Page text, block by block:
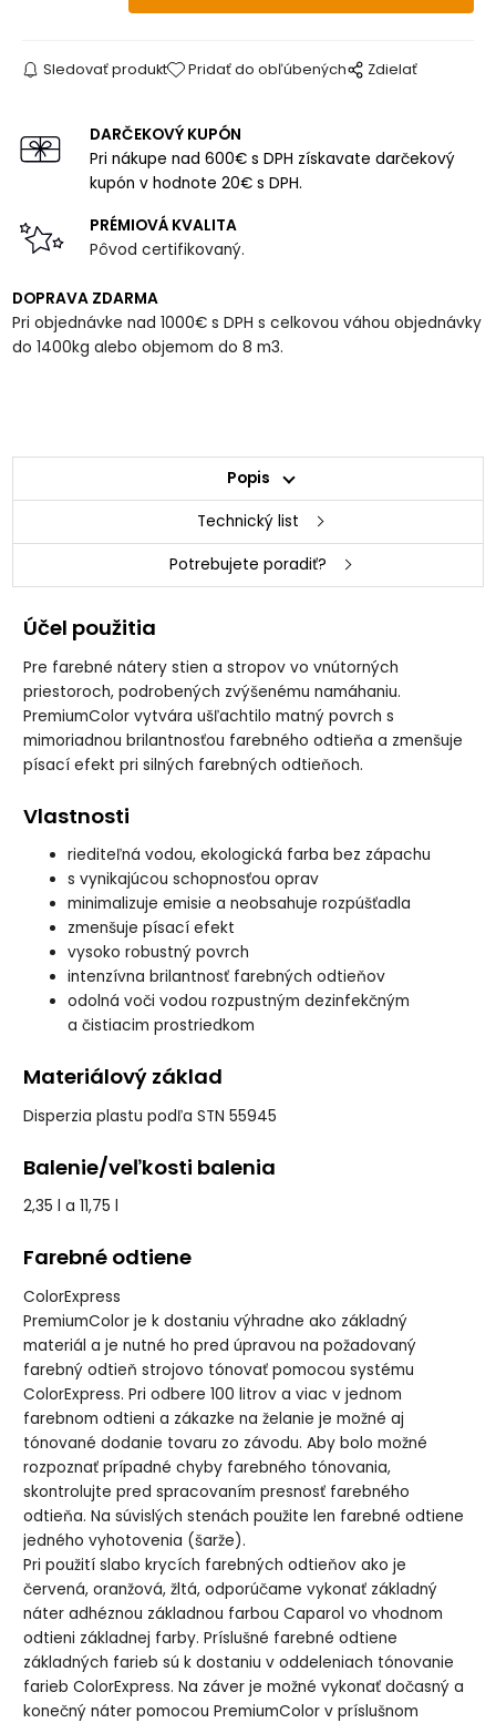
Sledovať produkt Pridať do obľúbených Zdielať
DARČEKOVÝ KUPÓN
Pri nákupe nad 600€ s DPH získavate darčekový
kupón v hodnote 20€ s DPH.
PRÉMIOVÁ KVALITA
Pôvod certifikovaný.
DOPRAVA ZDARMA
Pri objednávke nad 1000€ s DPH s celkovou váhou objednávky
do 1400kg alebo objemom do 8 m3.
Popis
Technický list
Potrebujete poradiť?
Účel použitia
Pre farebné nátery stien a stropov vo vnútorných
priestoroch, podrobených zvýšenému namáhaniu.
PremiumColor vytvára ušľachtilo matný povrch s
mimoriadnou brilantnosťou farebného odtieňa a zmenšuje
písací efekt pri silných farebných odtieňoch.
Vlastnosti
riediteľná vodou, ekologická farba bez zápachu
s vynikajúcou schopnosťou oprav
minimalizuje emisie a neobsahuje rozpúšťadla
zmenšuje písací efekt
vysoko robustný povrch
intenzívna brilantnosť farebných odtieňov
odolná voči vodou rozpustným dezinfekčným
a čistiacim prostriedkom
Materiálový základ
Disperzia plastu podľa STN 55945
Balenie/veľkosti balenia
2,35 l a 11,75 l
Farebné odtiene
ColorExpress
PremiumColor je k dostaniu výhradne ako základný
materiál a je nutné ho pred úpravou na požadovaný
farebný odtieň strojovo tónovať pomocou systému
ColorExpress. Pri odbere 100 litrov a viac v jednom
farebnom odtieni a zákazke na želanie je možné aj
tónované dodanie tovaru zo závodu. Aby bolo možné
rozpoznať prípadné chyby farebného tónovania,
skontrolujte pred spracovaním presnosť farebného
odtieňa. Na súvislých stenách použite len farebné odtiene
jedného vyhotovenia (šarže).
Pri použití slabo krycích farebných odtieňov ako je
červená, oranžová, žltá, odporúčame vykonať základný
náter adhéznou základnou farbou Caparol vo vhodnom
odtieni základnej farby. Príslušné farebné odtiene
základných farieb sú k dostaniu v oddeleniach tónovanie
farieb ColorExpress. Na záver je možné vykonať dočasný a
konečný náter pomocou PremiumColor v príslušnom